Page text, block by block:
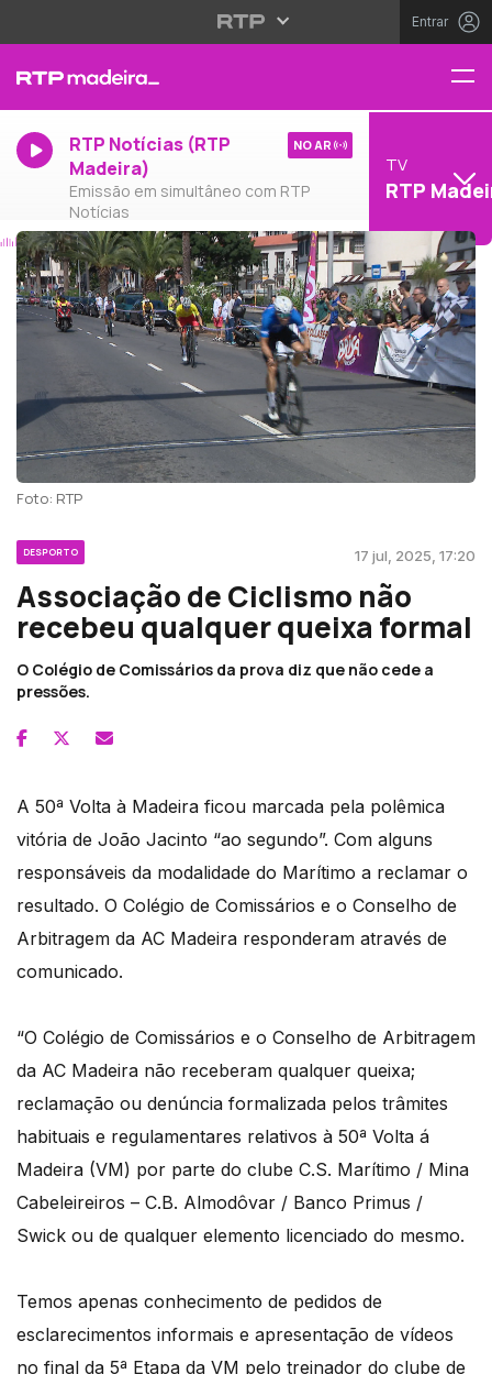
Entrar
RTP Notícias (RTP
Madeira)
Emissão em simultâneo com RTP
Notícias
NO AR
TV
RTP
Foto: RTP
DESPORTO 17 jul, 2025, 17:20
Associação de Ciclismo não
recebeu qualquer queixa formal
O Colégio de Comissários da prova diz que não cede a
pressões.
A 50ª Volta à Madeira ficou marcada pela polêmica
vitória de João Jacinto “ao segundo”. Com alguns
responsáveis da modalidade do Marítimo a reclamar o
resultado. O Colégio de Comissários e o Conselho de
Arbitragem da AC Madeira responderam através de
comunicado.
“O Colégio de Comissários e o Conselho de Arbitragem
da AC Madeira não receberam qualquer queixa;
reclamação ou denúncia formalizada pelos trâmites
habituais e regulamentares relativos à 50ª Volta á
Madeira (VM) por parte do clube C.S. Marítimo / Mina
Cabeleireiros – C.B. Almodôvar / Banco Primus /
Swick ou de qualquer elemento licenciado do mesmo.
Temos apenas conhecimento de pedidos de
esclarecimentos informais e apresentação de vídeos
no final da 5ª Etapa da VM pelo treinador do clube de